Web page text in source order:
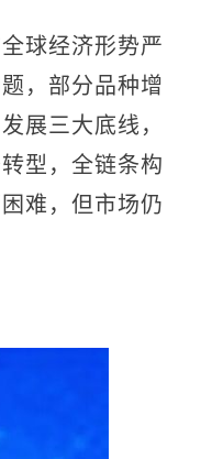
球经济形势严
，部分品种增
展三大底线，
型，全链条构
难，但市场仍